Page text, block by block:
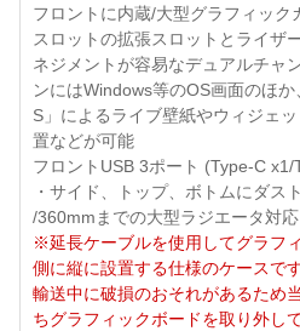
フロントに内蔵/大型グラフィッ
スロットの拡張スロットとライザ
ネジメントが容易なデュアルチャ
ンにはWindows等のOS画面のほ
S」によるライブ壁紙やウィジェ
置などが可能
フロントUSB 3ポート (Type-C x1/
・サイド、トップ、ボトムにダス
/360mmまでの大型ラジエータ対
※延長ケーブルを使用してグラフ
側に縦に設置する仕様のケースです
輸送中に破損のおそれがあるため
ちグラフィックボードを取り外し